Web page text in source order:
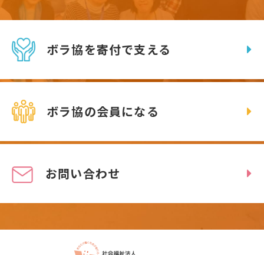
ボラ協を寄付で支える
ボラ協の会員になる
お問い合わせ